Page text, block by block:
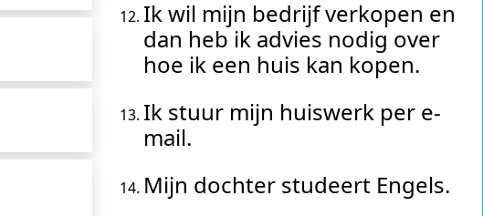
Ik wil mijn bedrijf verkopen en
dan heb ik advies nodig over
hoe ik een huis kan kopen.
Ik stuur mijn huiswerk per e-
mail.
Mijn dochter studeert Engels.